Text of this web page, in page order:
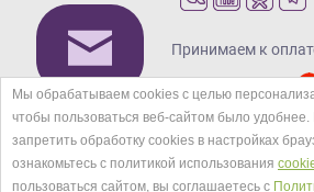
Принимаем к
Кредиты и
Мы обрабатываем cookies с целью
чтобы пользоваться веб-сайтом было
запретить обработку сookies в настройках
ознакомьтесь с политикой использования
пользоваться сайтом, вы соглашаетесь с